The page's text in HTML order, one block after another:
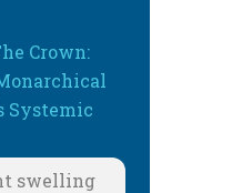
Crown:
Systemic
swelling